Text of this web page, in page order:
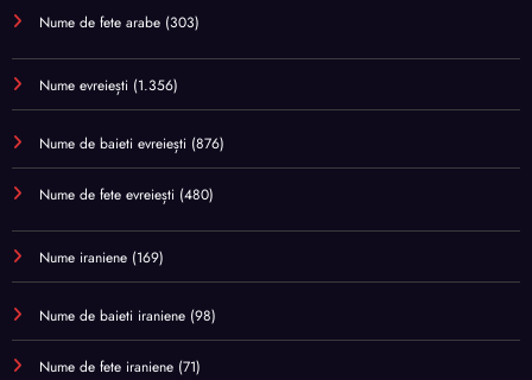
Nume de fete arabe (303)
Nume evreiești (1.356)
Nume de baieti evreiești (876)
Nume de fete evreiești (480)
Nume iraniene (169)
Nume de baieti iraniene (98)
Nume de fete iraniene (71)